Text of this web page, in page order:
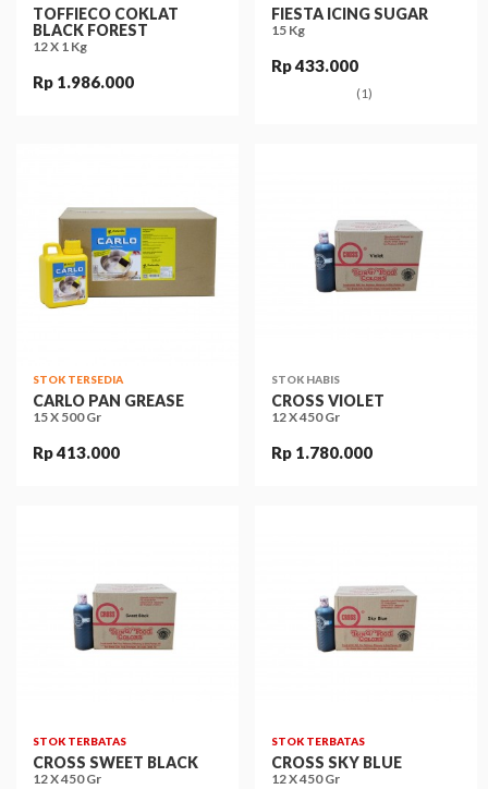
TOFFIECO COKLAT
BLACK FOREST
12 X 1 Kg
Rp 1.986.000
FIESTA ICING SUGAR
15 Kg
Rp 433.000
(1)
STOK TERSEDIA
CARLO PAN GREASE
15 X 500 Gr
Rp 413.000
STOK HABIS
CROSS VIOLET
12 X 450 Gr
Rp 1.780.000
STOK TERBATAS
CROSS SWEET BLACK
12 X 450 Gr
STOK TERBATAS
CROSS SKY BLUE
12 X 450 Gr